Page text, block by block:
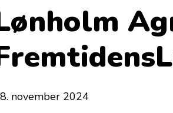
november 2024